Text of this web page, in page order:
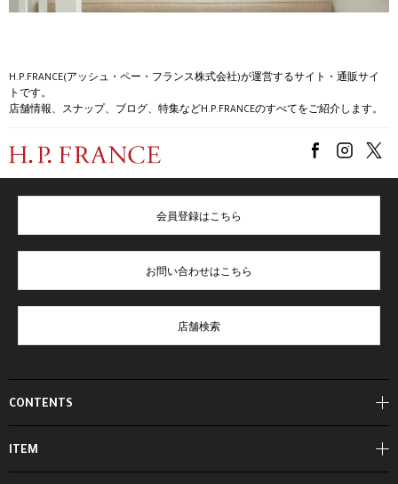
H.P.FRANCE(アッシュ・ペー・フランス株式会社)が運営するサイト・通販サイ
トです。
店舗情報、スナップ、ブログ、特集などH.P.FRANCEのすべてをご紹介します。
CONTENTS
ITEM
会員登録はこちら
お問い合わせはこちら
店舗検索